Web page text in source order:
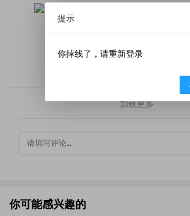
因为本人 直在学习中，就利用这
纪录下来，有时想实现一些功能时
试，或许有些细节没有处理好。以
加载更多
你可能感兴趣的
提示
你掉线了，请重新登录